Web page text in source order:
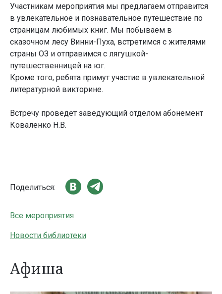
Участникам мероприятия мы предлагаем отправится
в увлекательное и познавательное путешествие по
страницам любимых книг. Мы побываем в
сказочном лесу Винни-Пуха, встретимся с жителями
страны ОЗ и отправимся с лягушкой-
путешественницей на юг.
Кроме того, ребята примут участие в увлекательной
литературной викторине.
Встречу проведет заведующий отделом абонемент
Коваленко Н.В.
Поделиться:
Все мероприятия
Новости библиотеки
Афиша